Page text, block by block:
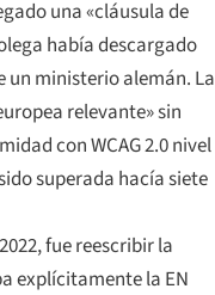
una «cláusula de
había descargado
ministerio alemán. La
relevante» sin
con WCAG 2.0 nivel
superada hacía siete
fue reescribir la
explícitamente la EN